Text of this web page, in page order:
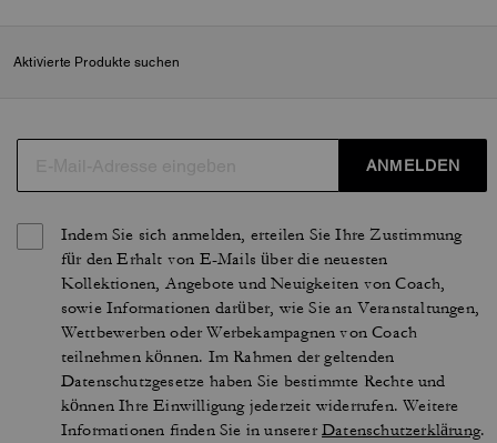
Aktivierte Produkte suchen
ANMELDEN
Indem Sie sich anmelden, erteilen Sie Ihre Zustimmung
für den Erhalt von E-Mails über die neuesten
Kollektionen, Angebote und Neuigkeiten von Coach,
sowie Informationen darüber, wie Sie an Veranstaltungen,
Wettbewerben oder Werbekampagnen von Coach
teilnehmen können. Im Rahmen der geltenden
Datenschutzgesetze haben Sie bestimmte Rechte und
können Ihre Einwilligung jederzeit widerrufen. Weitere
Informationen finden Sie in unsererDatenschutzerklärung.